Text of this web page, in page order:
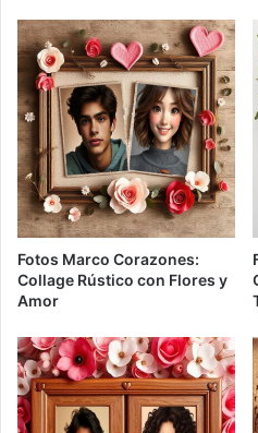
Fotos Marco Corazones:
Collage Rústico con Flores y
Amor